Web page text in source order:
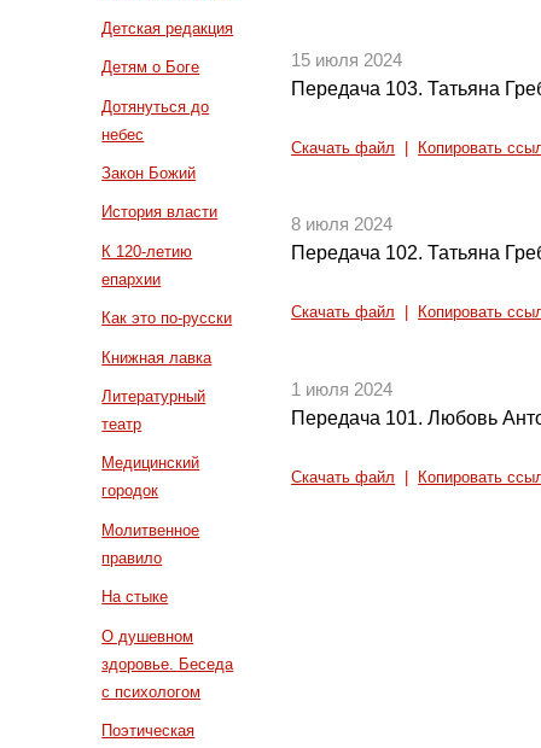
Детская редакция
Детям о Боге
Дотянуться до
небес
Закон Божий
История власти
К 120-летию
епархии
Как это по-русски
Книжная лавка
Литературный
театр
Медицинский
городок
Молитвенное
правило
На стыке
О душевном
здоровье. Беседа
с психологом
Поэтическая
15 июля 2024
Передача 103. Татьяна
Скачать файл Копировать
8 июля 2024
Передача 102. Татьяна
Скачать файл Копировать
1 июля 2024
Передача 101. Любовь
Скачать файл Копировать